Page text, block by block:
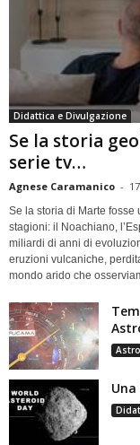
Didattica e Divulgazione
Se la storia
serie tv…
Agnese Caramanico -
Se la storia di Marte
stagioni: il Noachiano,
miliardi di anni di
eruzioni vulcaniche,
mondo arido che